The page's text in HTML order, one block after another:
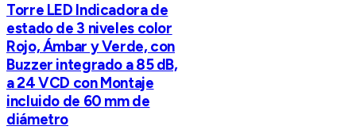
Torre LED Indicadora de
estado de 3 niveles color
Rojo, Ámbar y Verde, con
Buzzer integrado a 85 dB,
a 24 VCD con Montaje
incluido de 60 mm de
diámetro